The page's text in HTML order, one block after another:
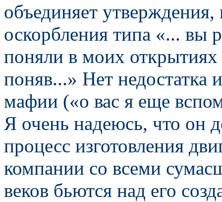
объединяет
оскорбления типа «... вы
поняли в моих открытиях
поняв...» Нет недостатка
мафии («о вас я еще
Я очень надеюсь, что он
процесс изготовления
компании со всеми
веков бьются над его